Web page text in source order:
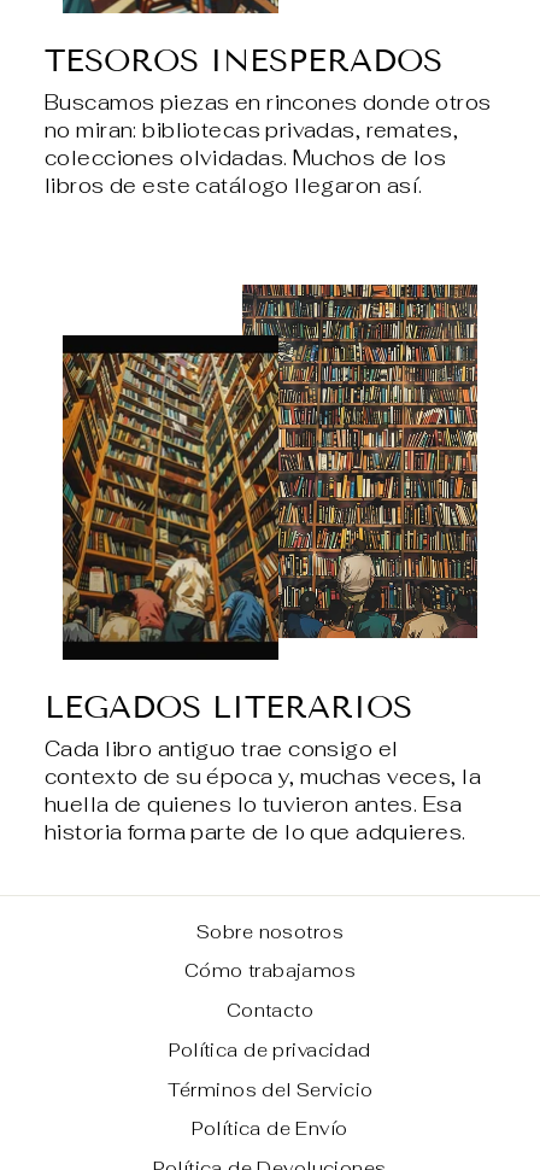
TESOROS INESPERADOS
Buscamos piezas en rincones donde otros
no miran: bibliotecas privadas, remates,
colecciones olvidadas. Muchos de los
libros de este catálogo llegaron así.
LEGADOS LITERARIOS
Cada libro antiguo trae consigo el
contexto de su época y, muchas veces, la
huella de quienes lo tuvieron antes. Esa
historia forma parte de lo que adquieres.
Sobre nosotros
Cómo trabajamos
Contacto
Política de privacidad
Términos del Servicio
Política de Envío